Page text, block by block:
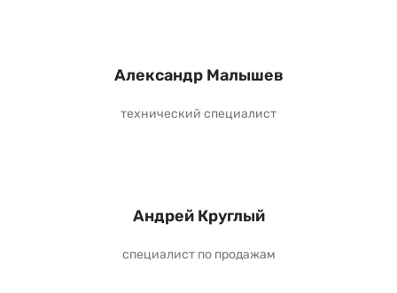
Александр Малышев
технический специалист
Андрей Круглый
специалист по продажам